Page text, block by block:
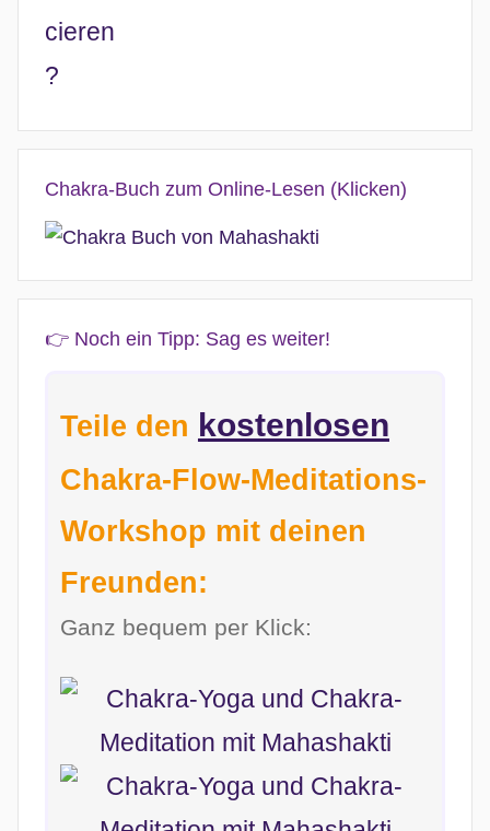
Chakra-Buch zum Online-Lesen (Klicken)
👉 Noch ein Tipp: Sag es weiter!
Teile den kostenlosen
Chakra-Flow-Meditations-
Workshop mit deinen
Freunden:
Ganz bequem per Klick: